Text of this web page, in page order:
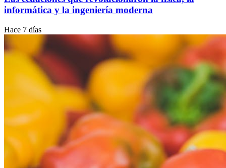
informática y la ingeniería moderna
Hace 7 días